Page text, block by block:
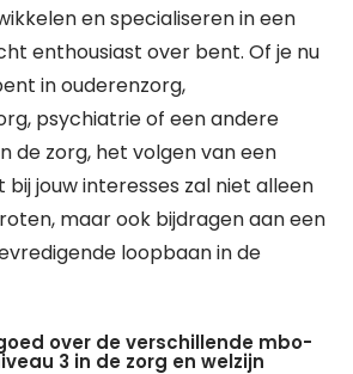
en specialiseren in een
enthousiast over bent. Of je nu
in ouderenzorg,
psychiatrie of een andere
de zorg, het volgen van een
bij jouw interesses zal niet alleen
maar ook bijdragen aan een
loopbaan in de
over de verschillende mbo-
3 in de zorg en welzijn